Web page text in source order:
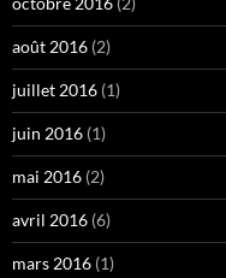
août 2016 (2)
juillet 2016 (1)
juin 2016 (1)
mai 2016 (2)
avril 2016 (6)
mars 2016 (1)